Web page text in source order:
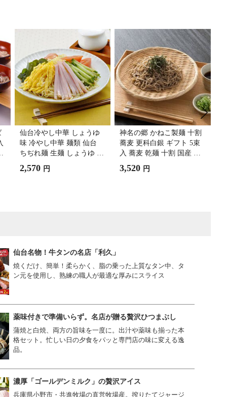
仙台冷やし中華 しょうゆ
味 冷やし中華 麺類 仙台
ちぢれ麺 生麺 しょうゆ え
2,570 円
神名の郷 かねこ製麺 十割
蕎麦 更科白銀 ギフト 5束
入 蕎麦 乾麺 十割 国産 十
3,520 円
仙台名物！牛タンの名店「利久」
焼くだけ、簡単！柔らかく、脂の乗った上質なタン中、タ
ン元を使用し、熟練の職人が最適な厚みにスライス
薬味付きで準備いらず。名店が贈る贅沢ひつまぶし
蒲焼と白焼、両方の旨味を一度に。出汁や薬味も揃った本
格セット。忙しい日の夕食をパッと専門店の味に変える逸
品。
濃厚「ゴールデンミルク」の贅沢アイス
兵庫県小野市・共進牧場の直営牧場産。搾りたてジャージ